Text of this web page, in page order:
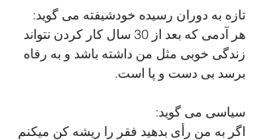
تازه به دوران رسیده خودشیفته می گوید:
هر آدمی که بعد از 30 سال کار کردن نتواند
زندگی خوبی مثل من داشته باشد و به رفاه
برسد بی دست و پا است.
سیاسی می گوید:
اگر به من رأی بدهید فقر را ریشه کن میکنم